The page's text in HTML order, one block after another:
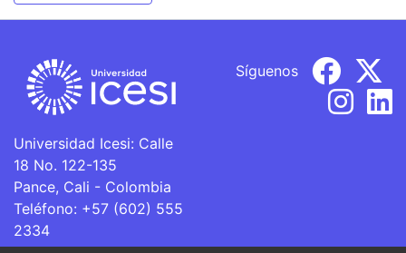
Universidad Icesi: Calle
18 No. 122-135
Pance, Cali - Colombia
Teléfono: +57 (602) 555
2334
Síguenos